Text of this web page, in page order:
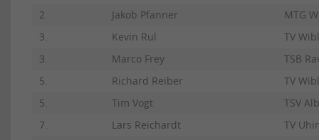
2.
Jakob Pfanner MTG
3.
Kevin Rul TV
3.
Marco Frey
TSB
5.
Richard Reiber
TV
5.
Tim Vogt
TSV
7.
Lars Reichardt
TV